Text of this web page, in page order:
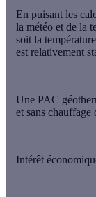
En puisant les
la météo et de la
soit la
est relativement
Une PAC
et sans chauffage
Intérêt